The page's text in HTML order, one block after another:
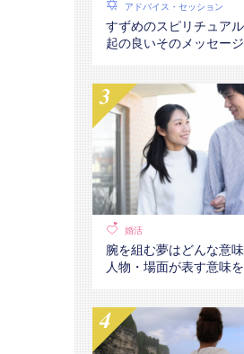
アドバイス・セッション
すずめのスピリチュア
起の良いそのメッセージ
婚活
腕を組む夢はどんな意
人物・場面が表す意味を